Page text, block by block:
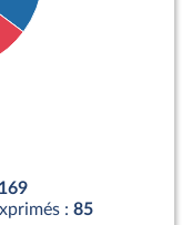
169
: 85